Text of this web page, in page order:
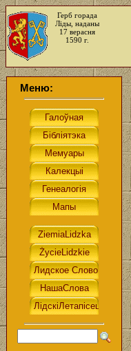
Герб горада
Ліды, наданы
17 верасня
1590 г.
Меню: